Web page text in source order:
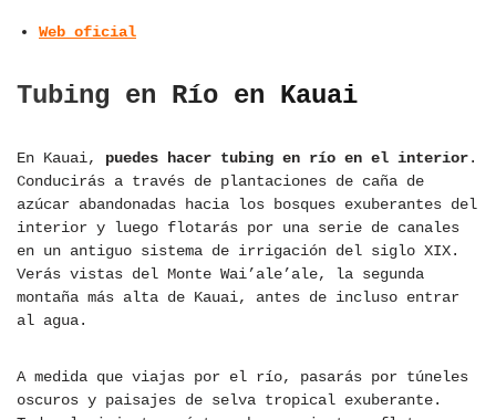
Web oficial
Tubing en Río en Kauai
En Kauai, puedes hacer tubing en río en el interior.
Conducirás a través de plantaciones de caña de
azúcar abandonadas hacia los bosques exuberantes del
interior y luego flotarás por una serie de canales
en un antiguo sistema de irrigación del siglo XIX.
Verás vistas del Monte Wai’ale’ale, la segunda
montaña más alta de Kauai, antes de incluso entrar
al agua.
A medida que viajas por el río, pasarás por túneles
oscuros y paisajes de selva tropical exuberante.